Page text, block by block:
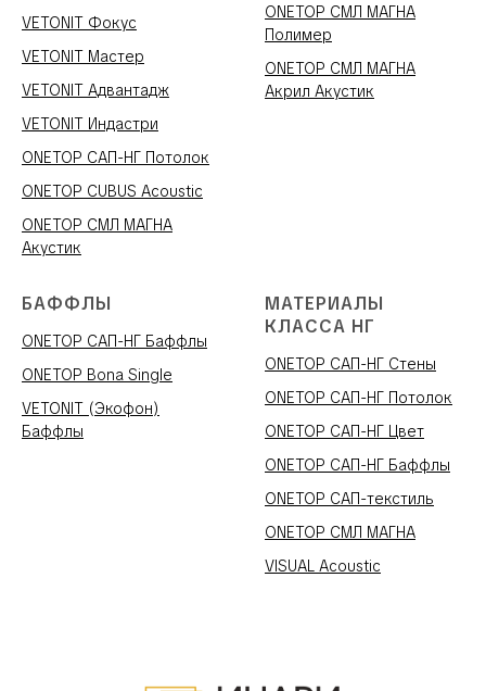
VETONIT Фокус
VETONIT Мастер
VETONIT Адвантадж
VETONIT Индастри
ONETOP САП-НГ Потолок
ONETOP CUBUS Acoustic
ONETOP СМЛ МАГНА
Акустик
ONETOP СМЛ МАГНА
Полимер
ONETOP СМЛ МАГНА
Акрил Акустик
БАФФЛЫ
ONETOP САП-НГ Баффлы
ONETOP Bona Single
VETONIT (Экофон)
Баффлы
МАТЕРИАЛЫ
КЛАССА НГ
ONETOP САП-НГ Стены
ONETOP САП-НГ Потолок
ONETOP САП-НГ Цвет
ONETOP САП-НГ Баффлы
ONETOP САП-текстиль
ONETOP СМЛ МАГНА
VISUAL Acoustic